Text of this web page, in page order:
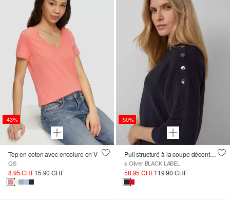
-43%
Top en coton avec encolure en V
QS
8.95 CHF15.90 CHF
-50%
Pull structuré à la coupe décontractée avec boutonnage décoratif
s.Oliver BLACK LABEL
58.95 CHF119.90 CHF